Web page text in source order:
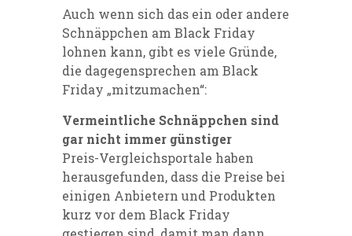
Auch wenn sich das ein oder andere
Schnäppchen am Black Friday
lohnen kann, gibt es viele Gründe,
die dagegensprechen am Black
Friday „mitzumachen“:
Vermeintliche Schnäppchen sind
gar nicht immer günstiger
Preis-Vergleichsportale haben
herausgefunden, dass die Preise bei
einigen Anbietern und Produkten
kurz vor dem Black Friday